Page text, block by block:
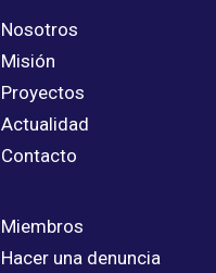
Nosotros
Misión
Proyectos
Actualidad
Contacto
Miembros
Hacer una denuncia